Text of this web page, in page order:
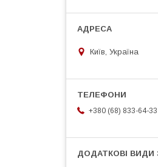
Київ, Україна
+380 (68) 833-64-33